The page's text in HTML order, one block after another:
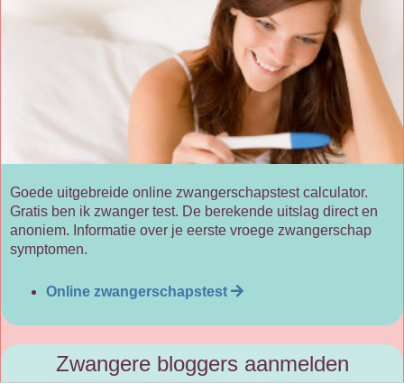
Goede uitgebreide online zwangerschapstest calculator.
Gratis ben ik zwanger test. De berekende uitslag direct en
anoniem. Informatie over je eerste vroege zwangerschap
symptomen.
Online zwangerschapstest
Zwangere bloggers aanmelden